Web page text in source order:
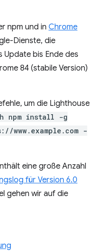
npm und in Chrome
Dienste, die
Update bis Ende des
84 (stabile Version)
um die Lighthouse
npm install -g
www.example.com -
eine große Anzahl
für Version 6.0
gehen wir auf die